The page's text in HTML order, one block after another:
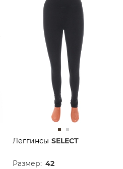
Леггинсы SELECT
Размер: 42